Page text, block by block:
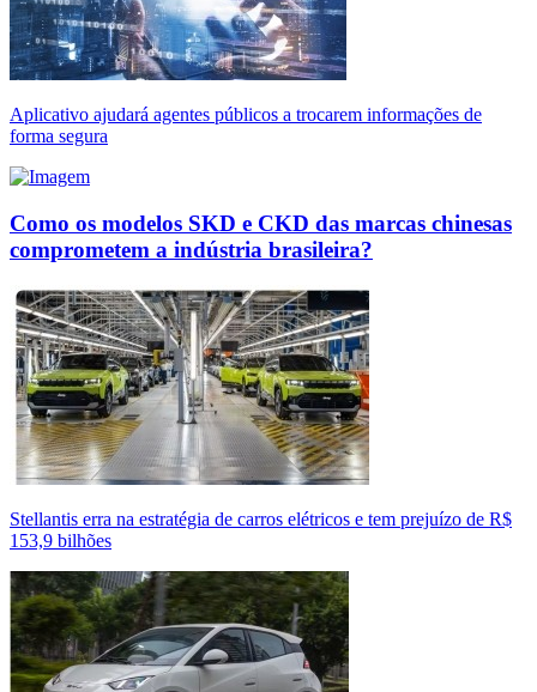
Aplicativo ajudará agentes públicos a trocarem informações de
forma segura
Como os modelos SKD e CKD das marcas chinesas
comprometem a indústria brasileira?
Stellantis erra na estratégia de carros elétricos e tem prejuízo de R$
153,9 bilhões